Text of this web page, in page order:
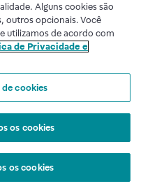
Alguns cookies são
outros opcionais. Você
utilizamos de acordo com
de Privacidade e
cookies
os cookies
os cookies